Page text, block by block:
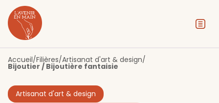
Contenu
Menu
Pied de page
Accueil/Filières/Artisanat d'art & design/
Bijoutier / Bijoutière fantaisie
Artisanat d'art & design